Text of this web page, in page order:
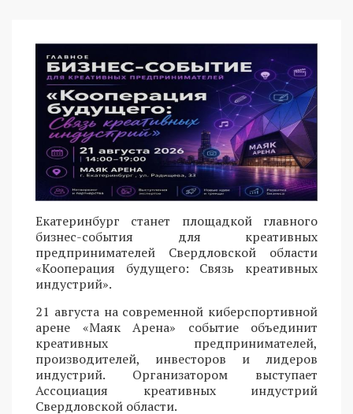
Екатеринбург станет площадкой главного
бизнес-события для креативных
предпринимателей Свердловской области
«Кооперация будущего: Связь креативных
индустрий».
21 августа на современной киберспортивной
арене «Маяк Арена» событие объединит
креативных предпринимателей,
производителей, инвесторов и лидеров
индустрий. Организатором выступает
Ассоциация креативных индустрий
Свердловской области.